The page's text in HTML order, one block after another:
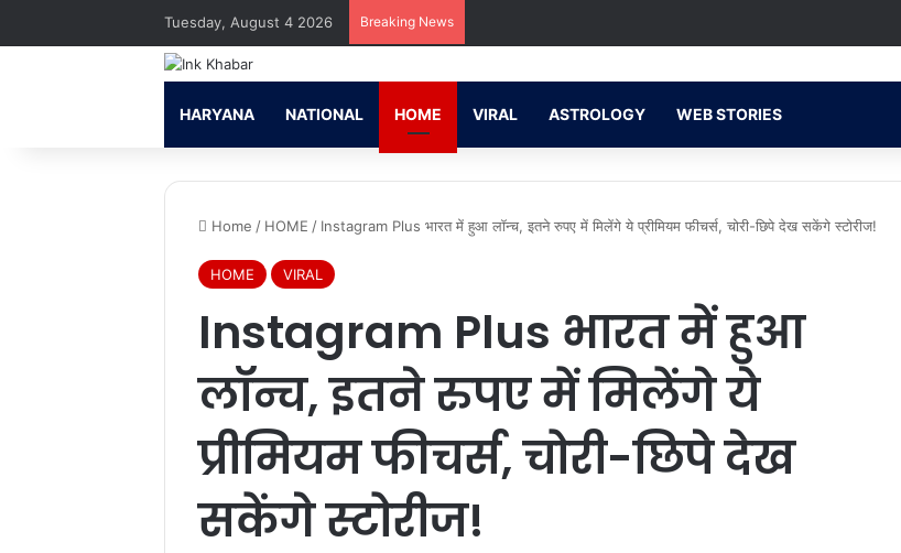
Tuesday, August 4 2026 Breaking News
HARYANA NATIONAL HOME VIRAL ASTROLOGY WEB STORIES
Home / HOME / Instagram Plus भारत में हुआ लॉन्च, इतने रुपए में मिलेंगे ये प्रीमियम फीचर्स, चोरी-छिपे देख सकेंगे स्टोरीज!
HOME VIRAL
Instagram Plus भारत में हुआ
लॉन्च, इतने रुपए में मिलेंगे ये
प्रीमियम फीचर्स, चोरी-छिपे देख
सकेंगे स्टोरीज!